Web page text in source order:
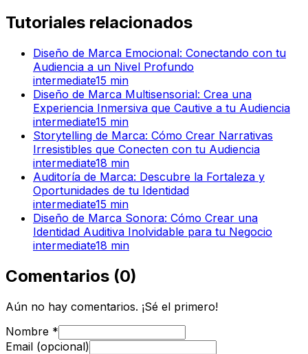
Tutoriales relacionados
Diseño de Marca Emocional: Conectando con tu
Audiencia a un Nivel Profundo
intermediate15 min
Diseño de Marca Multisensorial: Crea una
Experiencia Inmersiva que Cautive a tu Audiencia
intermediate15 min
Storytelling de Marca: Cómo Crear Narrativas
Irresistibles que Conecten con tu Audiencia
intermediate18 min
Auditoría de Marca: Descubre la Fortaleza y
Oportunidades de tu Identidad
intermediate15 min
Diseño de Marca Sonora: Cómo Crear una
Identidad Auditiva Inolvidable para tu Negocio
intermediate18 min
Comentarios (0)
Aún no hay comentarios. ¡Sé el primero!
Nombre *
Email (opcional)